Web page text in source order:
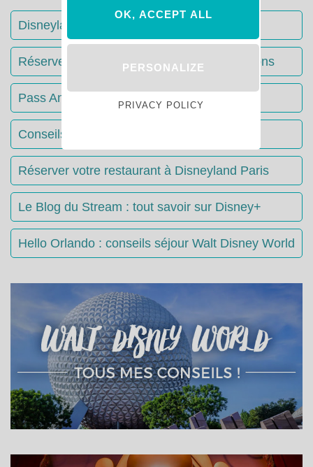
Disneyland Paris : Le guide complet
Réserver votre séjour : toutes les informations
Pass Annuels Disney : informations
Conseils & Astuces Disneyland Paris
Réserver votre restaurant à Disneyland Paris
Le Blog du Stream : tout savoir sur Disney+
Hello Orlando : conseils séjour Walt Disney World
OK, ACCEPT ALL
PERSONALIZE
PRIVACY POLICY